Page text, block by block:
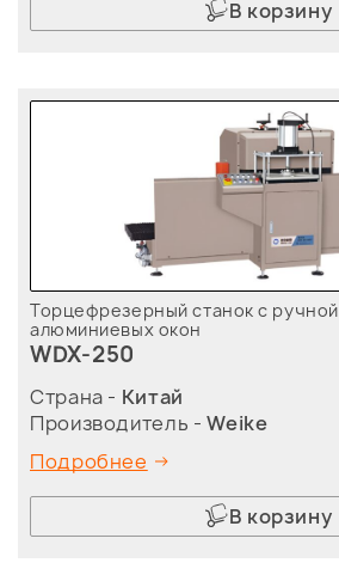
В корзину
Торцефрезерный станок с
алюминиевых окон
WDX-250
Страна - Китай
Производитель -Weike
Подробнее
В корзину